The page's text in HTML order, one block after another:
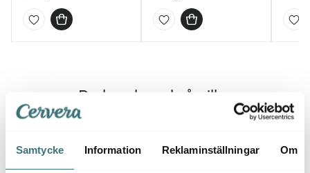
Samtycke Information Reklaminställningar Om
Du kanske också gillar
54%